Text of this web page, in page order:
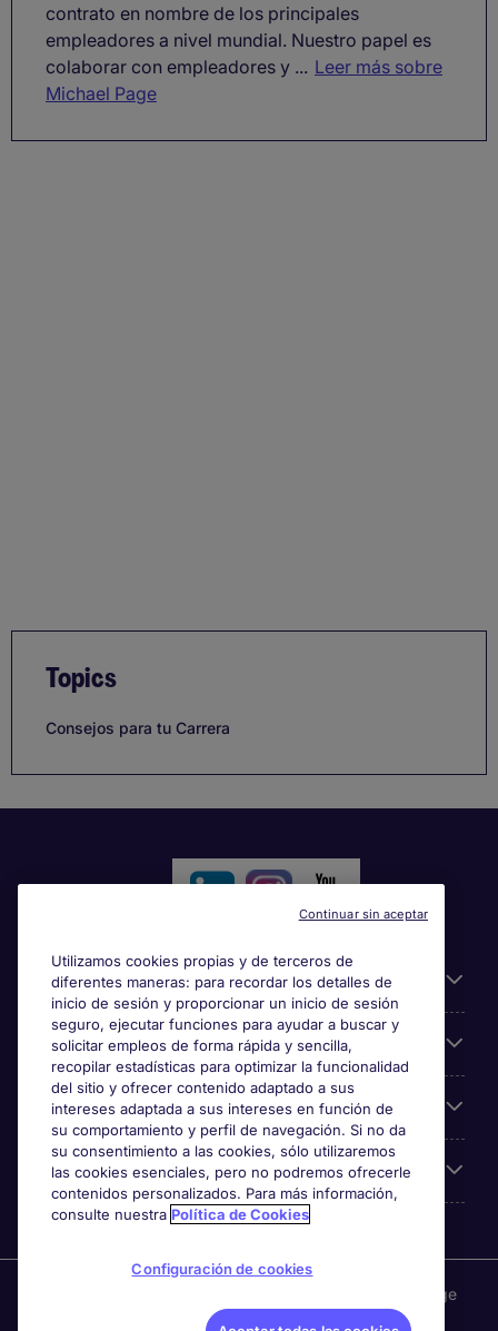
contrato en nombre de los principales
empleadores a nivel mundial. Nuestro papel es
colaborar con empleadores y ... Leer más sobre
Michael Page
Topics
Consejos para tu Carrera
Información útil
Búsqueda de empleo
Empresas
Sobre Michael Page
Michael Page es una marca perteneciente a Michael Page
International, con domicilio en Calle Las Orquídeas 675,
Utilizamos cookies propias y de terceros de
diferentes maneras: para recordar los detalles de
inicio de sesión y proporcionar un inicio de sesión
seguro, ejecutar funciones para ayudar a buscar y
solicitar empleos de forma rápida y sencilla,
recopilar estadísticas para optimizar la funcionalidad
del sitio y ofrecer contenido adaptado a sus
intereses adaptada a sus intereses en función de
su comportamiento y perfil de navegación. Si no da
su consentimiento a las cookies, sólo utilizaremos
las cookies esenciales, pero no podremos ofrecerle
contenidos personalizados. Para más información,
consulte nuestra Política de Cookies
Configuración de cookies
Continuar sin aceptar